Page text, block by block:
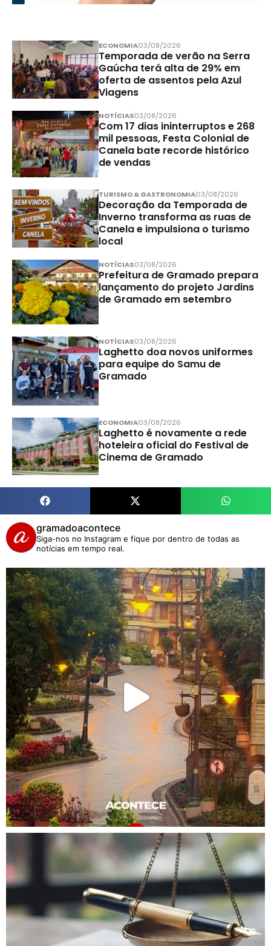
ECONOMIA03/08/2026
Temporada de verão na Serra
Gaúcha terá alta de 29% em
oferta de assentos pela Azul
Viagens
NOTÍCIAS03/08/2026
Com 17 dias ininterruptos e 268
mil pessoas, Festa Colonial de
Canela bate recorde histórico
de vendas
TURISMO & GASTRONOMIA03/08/2026
Decoração da Temporada de
Inverno transforma as ruas de
Canela e impulsiona o turismo
local
NOTÍCIAS03/08/2026
Prefeitura de Gramado prepara
lançamento do projeto Jardins
de Gramado em setembro
NOTÍCIAS03/08/2026
Laghetto doa novos uniformes
para equipe do Samu de
Gramado
ECONOMIA03/08/2026
Laghetto é novamente a rede
hoteleira oficial do Festival de
Cinema de Gramado
gramadoacontece
Siga-nos no Instagram e fique por dentro de todas as
notícias em tempo real.